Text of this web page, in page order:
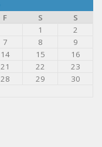
F S
S
1
2
7 8
9
14 15
16
21 22
23
28 29
30